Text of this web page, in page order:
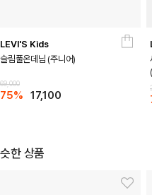
LEVI'S Kids
슬림풀온데님 (주니어)
69,000
75% 17,100
한 상품